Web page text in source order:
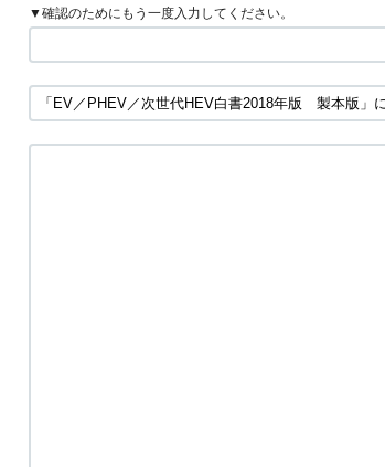
▼確認のためにもう一度入力してください。